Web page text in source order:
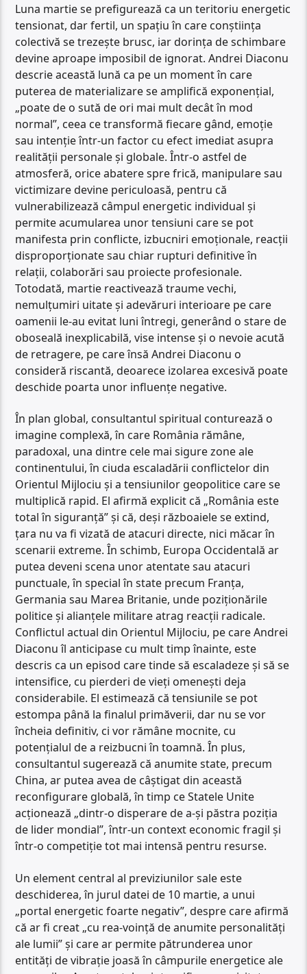
Luna martie se prefigurează ca un teritoriu energetic
tensionat, dar fertil, un spațiu în care conștiința
colectivă se trezește brusc, iar dorința de schimbare
devine aproape imposibil de ignorat. Andrei Diaconu
descrie această lună ca pe un moment în care
puterea de materializare se amplifică exponențial,
„poate de o sută de ori mai mult decât în mod
normal”, ceea ce transformă fiecare gând, emoție
sau intenție într-un factor cu efect imediat asupra
realității personale și globale. Într-o astfel de
atmosferă, orice abatere spre frică, manipulare sau
victimizare devine periculoasă, pentru că
vulnerabilizează câmpul energetic individual și
permite acumularea unor tensiuni care se pot
manifesta prin conflicte, izbucniri emoționale, reacții
disproporționate sau chiar rupturi definitive în
relații, colaborări sau proiecte profesionale.
Totodată, martie reactivează traume vechi,
nemulțumiri uitate și adevăruri interioare pe care
oamenii le-au evitat luni întregi, generând o stare de
oboseală inexplicabilă, vise intense și o nevoie acută
de retragere, pe care însă Andrei Diaconu o
consideră riscantă, deoarece izolarea excesivă poate
deschide poarta unor influențe negative.
În plan global, consultantul spiritual conturează o
imagine complexă, în care România rămâne,
paradoxal, una dintre cele mai sigure zone ale
continentului, în ciuda escaladării conflictelor din
Orientul Mijlociu și a tensiunilor geopolitice care se
multiplică rapid. El afirmă explicit că „România este
total în siguranță” și că, deși războaiele se extind,
țara nu va fi vizată de atacuri directe, nici măcar în
scenarii extreme. În schimb, Europa Occidentală ar
putea deveni scena unor atentate sau atacuri
punctuale, în special în state precum Franța,
Germania sau Marea Britanie, unde poziționările
politice și alianțele militare atrag reacții radicale.
Conflictul actual din Orientul Mijlociu, pe care Andrei
Diaconu îl anticipase cu mult timp înainte, este
descris ca un episod care tinde să escaladeze și să se
intensifice, cu pierderi de vieți omenești deja
considerabile. El estimează că tensiunile se pot
estompa până la finalul primăverii, dar nu se vor
încheia definitiv, ci vor rămâne mocnite, cu
potențialul de a reizbucni în toamnă. În plus,
consultantul sugerează că anumite state, precum
China, ar putea avea de câștigat din această
reconfigurare globală, în timp ce Statele Unite
acționează „dintr-o disperare de a-și păstra poziția
de lider mondial”, într-un context economic fragil și
într-o competiție tot mai intensă pentru resurse.
Un element central al previziunilor sale este
deschiderea, în jurul datei de 10 martie, a unui
„portal energetic foarte negativ”, despre care afirmă
că ar fi creat „cu rea-voință de anumite personalități
ale lumii” și care ar permite pătrunderea unor
entități de vibrație joasă în câmpurile energetice ale